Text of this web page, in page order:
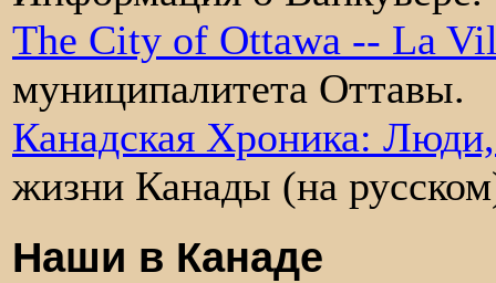
The City of Ottawa -- La
муниципалитета Оттавы.
Канадская Хроника:
жизни Канады (на
Наши в Канаде